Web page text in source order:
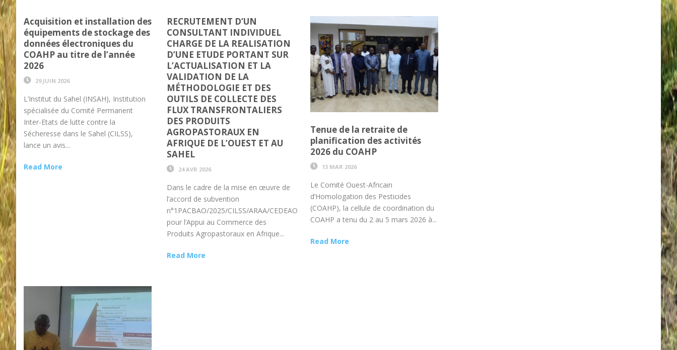
Acquisition et installation des
équipements de stockage des
données électroniques du
COAHP au titre de l’année
2026
29 JUIN 2026
L’Institut du Sahel (INSAH), Institution
spécialisée du Comité Permanent
Inter-Etats de lutte contre la
Sécheresse dans le Sahel (CILSS),
lance un avis...
Read More
RECRUTEMENT D’UN
CONSULTANT INDIVIDUEL
CHARGE DE LA REALISATION
D’UNE ETUDE PORTANT SUR
L’ACTUALISATION ET LA
VALIDATION DE LA
MÉTHODOLOGIE ET DES
OUTILS DE COLLECTE DES
FLUX TRANSFRONTALIERS
DES PRODUITS
AGROPASTORAUX EN
AFRIQUE DE L’OUEST ET AU
SAHEL
24 AVR 2026
Dans le cadre de la mise en œuvre de
l’accord de subvention
n°1PACBAO/2025/CILSS/ARAA/CEDEAO
pour l’Appui au Commerce des
Produits Agropastoraux en Afrique...
Read More
Tenue de la retraite de
planification des activités
2026 du COAHP
13 MAR 2026
Le Comité Ouest-Africain
d’Homologation des Pesticides
(COAHP), la cellule de coordination du
COAHP a tenu du 2 au 5 mars 2026 à...
Read More